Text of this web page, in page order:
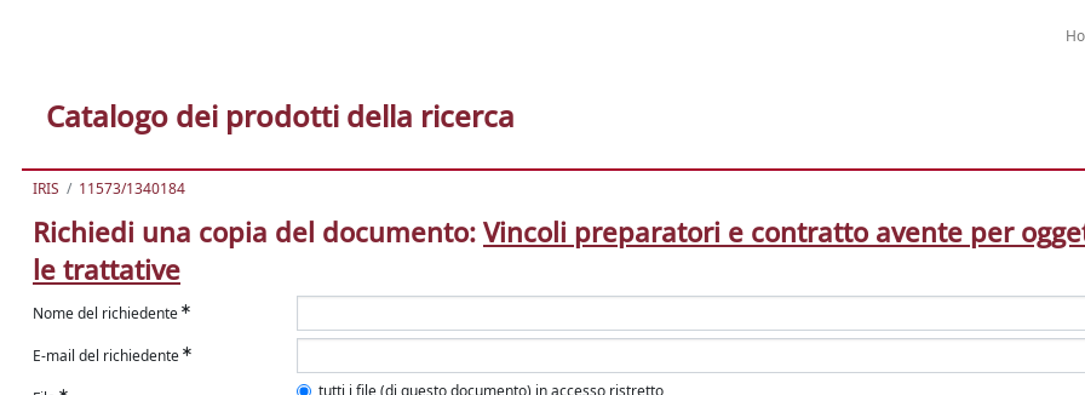
Catalogo dei prodotti della ricerca
IRIS 11573/1340184
Richiedi una copia del documento: Vincoli preparatori e contratto avente per
le trattative
Nome del richiedente
E-mail del richiedente
tutti i file (di questo documento) in accesso ristretto